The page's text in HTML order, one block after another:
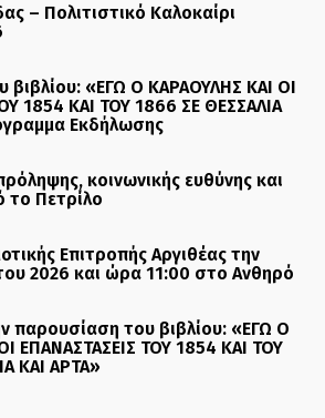
– Πολιτιστικό Καλοκαίρι
βιβλίου: «ΕΓΩ Ο ΚΑΡΑΟΥΛΗΣ ΚΑΙ ΟΙ
1854 ΚΑΙ ΤΟΥ 1866 ΣΕ ΘΕΣΣΑΛΙΑ
Εκδήλωσης
κοινωνικής ευθύνης και
Πετρίλο
Επιτροπής Αργιθέας την
2026 και ώρα 11:00 στο Ανθηρό
παρουσίαση του βιβλίου: «ΕΓΩ Ο
ΕΠΑΝΑΣΤΑΣΕΙΣ ΤΟΥ 1854 ΚΑΙ ΤΟΥ
ΚΑΙ ΑΡΤΑ»